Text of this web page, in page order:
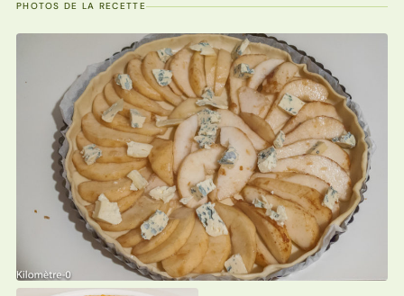
PHOTOS DE LA RECETTE